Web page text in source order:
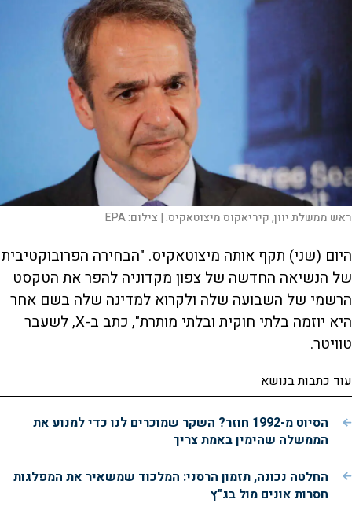
ראש ממשלת יוון, קיריאקוס מיצוטאקיס. | צילום:EPA
היום (שני) תקף אותה מיצוטאקיס. "הבחירה הפרובוקטיבית
של הנשיאה החדשה של צפון מקדוניה להפר את הטקסט
הרשמי של השבועה שלה ולקרוא למדינה שלה בשם אחר
היא יוזמה בלתי חוקית ובלתי מותרת", כתב ב-X, לשעבר
טוויטר.
עוד כתבות בנושא
הסיוט מ-1992 חוזר? השקר שמוכרים לנו כדי למנוע את
הממשלה שהימין באמת צריך
החלטה נכונה, תזמון הרסני: המלכוד שמשאיר את המפלגות
חסרות אונים מול בג"ץ